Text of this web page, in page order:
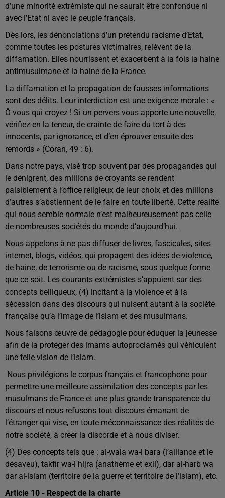
d’une minorité extrémiste qui ne saurait être confondue ni
avec l’Etat ni avec le peuple français.
Dès lors, les dénonciations d’un prétendu racisme d’Etat,
comme toutes les postures victimaires, relèvent de la
diffamation. Elles nourrissent et exacerbent à la fois la haine
antimusulmane et la haine de la France.
La diffamation et la propagation de fausses informations
sont des délits. Leur interdiction est une exigence morale : «
Ô vous qui croyez ! Si un pervers vous apporte une nouvelle,
vérifiez-en la teneur, de crainte de faire du tort à des
innocents, par ignorance, et d’en éprouver ensuite des
remords » (Coran, 49 : 6).
Dans notre pays, visé trop souvent par des propagandes qui
le dénigrent, des millions de croyants se rendent
paisiblement à l’office religieux de leur choix et des millions
d’autres s’abstiennent de le faire en toute liberté. Cette réalité
qui nous semble normale n’est malheureusement pas celle
de nombreuses sociétés du monde d’aujourd’hui.
Nous appelons à ne pas diffuser de livres, fascicules, sites
internet, blogs, vidéos, qui propagent des idées de violence,
de haine, de terrorisme ou de racisme, sous quelque forme
que ce soit. Les courants extrémistes s’appuient sur des
concepts belliqueux, (4) incitant à la violence et à la
sécession dans des discours qui nuisent autant à la société
française qu’à l’image de l’islam et des musulmans.
Nous faisons œuvre de pédagogie pour éduquer la jeunesse
afin de la protéger des imams autoproclamés qui véhiculent
une telle vision de l’islam.
Nous privilégions le corpus français et francophone pour
permettre une meilleure assimilation des concepts par les
musulmans de France et une plus grande transparence du
discours et nous refusons tout discours émanant de
l’étranger qui vise, en toute méconnaissance des réalités de
notre société, à créer la discorde et à nous diviser.
(4) Des concepts tels que : al-wala wa-l bara (l’alliance et le
désaveu), takfir wa-l hijra (anathème et exil), dar al-harb wa
dar al-islam (territoire de la guerre et territoire de l’islam), etc.
Article 10 - Respect de la charte